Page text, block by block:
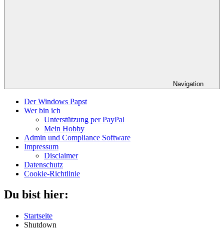
Navigation
Der Windows Papst
Wer bin ich
Unterstützung per PayPal
Mein Hobby
Admin und Compliance Software
Impressum
Disclaimer
Datenschutz
Cookie-Richtlinie
Du bist hier:
Startseite
Shutdown